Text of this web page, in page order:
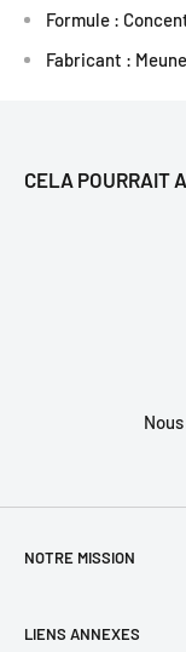
Formule :
Fabricant :
CELA POURRAIT
NOTRE MISSION
besoins précis de
LIENS ANNEXES